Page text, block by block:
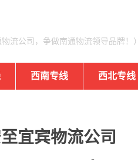
物流公司，争做南通物流领导品牌！）
西南专线 西北专线
宜宾物流公司